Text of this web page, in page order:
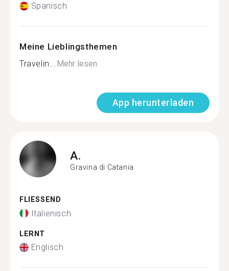
Spanisch
Meine Lieblingsthemen
Travelin...Mehr lesen
App herunterladen
A.
Gravina di Catania
FLIESSEND
Italienisch
LERNT
Englisch